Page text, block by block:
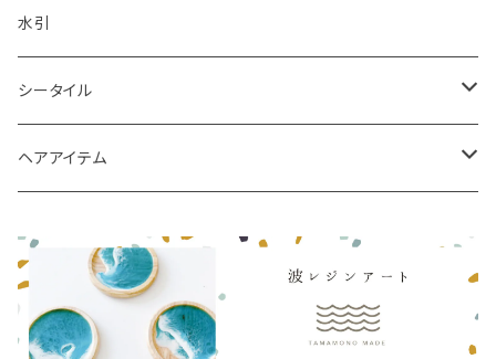
水引
シータイル
シータイルピアス
ヘアアイテム